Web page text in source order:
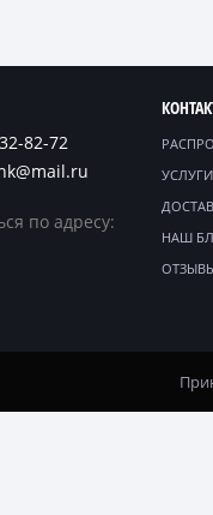
82-72
по адресу:
НАШ